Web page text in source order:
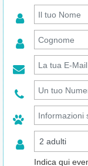
Indica qui